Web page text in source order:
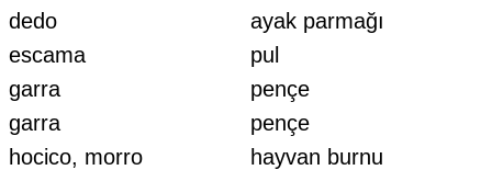
dedo
ayak parmağı
escama
pul
garra
pençe
garra
pençe
hocico, morro
hayvan burnu